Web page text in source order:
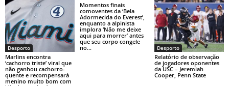
Desporto
Marlins encontra
‘cachorro triste’ viral que
não ganhou cachorro-
quente e recompensará
menino muito bom com
Momentos finais
comoventes da ‘Bela
Adormecida do Everest’,
enquanto a alpinista
implora ‘Não me deixe
aqui para morrer’ antes
que seu corpo congele
no...
Desporto
Relatório de observação
de jogadores oponentes
da USC – Jeremiah
Cooper, Penn State